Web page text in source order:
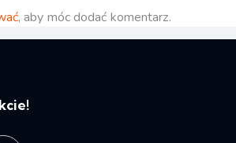
, aby móc dodać komentarz.